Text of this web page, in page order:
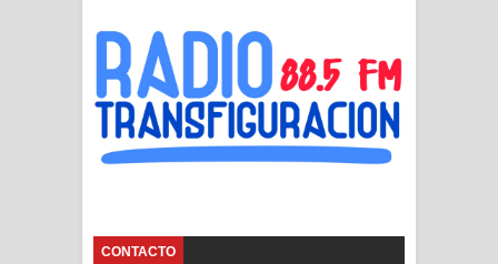
CONTACTO